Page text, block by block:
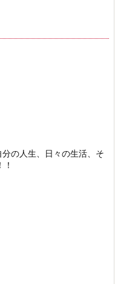
の人生、日々の生活、そ